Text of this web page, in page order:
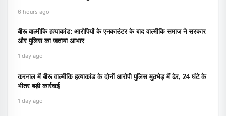
6 hours ago
बीरू वाल्मीकि हत्याकांड: आरोपियों के एनकाउंटर के बाद वाल्मीकि समाज ने सरकार
और पुलिस का जताया आभार
1 day ago
करनाल में बीरू वाल्मीकि हत्याकांड के दोनों आरोपी पुलिस मुठभेड़ में ढेर, 24 घंटे के
भीतर बड़ी कार्रवाई
1 day ago